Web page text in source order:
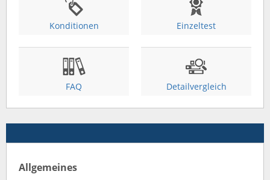
Konditionen Einzeltest
FAQ Detailvergleich
Allgemeines